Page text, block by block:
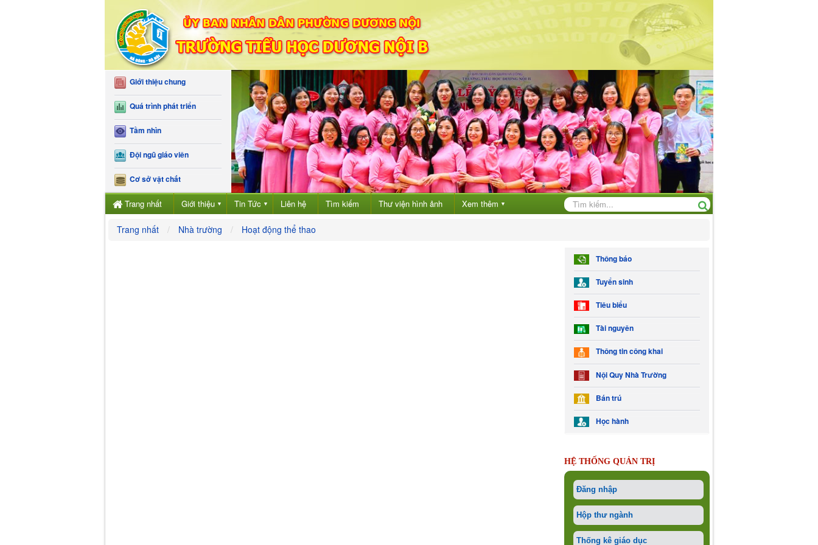
Giới thiệu chung
Quá trình phát triển
Tầm nhìn
Đội ngũ giáo viên
Cơ sở vật chất
Trang nhất Giới thiệu ▼ Tin Tức ▼ Liên hệ Tìm kiếm Thư viện hình ảnh Xem thêm ▼
Trang nhất Nhà trường Hoạt động thể thao
Thông báo
Tuyển sinh
Tiêu biểu
Tài nguyên
Thông tin công khai
Nội Quy Nhà Trường
Bán trú
Học hành
HỆ THỐNG QUẢN TRỊ
Đăng nhập
Hộp thư ngành
Thống kê giáo dục